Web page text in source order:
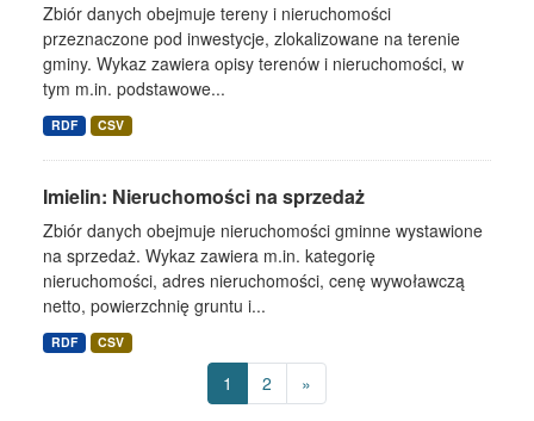
Zbiór danych obejmuje tereny i nieruchomości
przeznaczone pod inwestycje, zlokalizowane na terenie
gminy. Wykaz zawiera opisy terenów i nieruchomości, w
tym m.in. podstawowe...
RDF CSV
Imielin: Nieruchomości na sprzedaż
Zbiór danych obejmuje nieruchomości gminne wystawione
na sprzedaż. Wykaz zawiera m.in. kategorię
nieruchomości, adres nieruchomości, cenę wywoławczą
netto, powierzchnię gruntu i...
RDF CSV
1 2 »